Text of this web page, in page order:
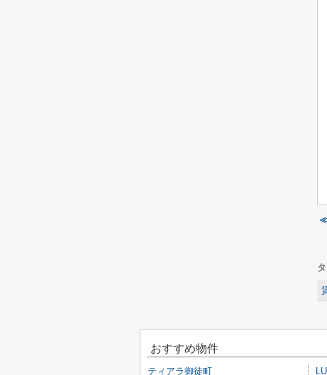
≪
おすすめ物件
ティアラ御徒町